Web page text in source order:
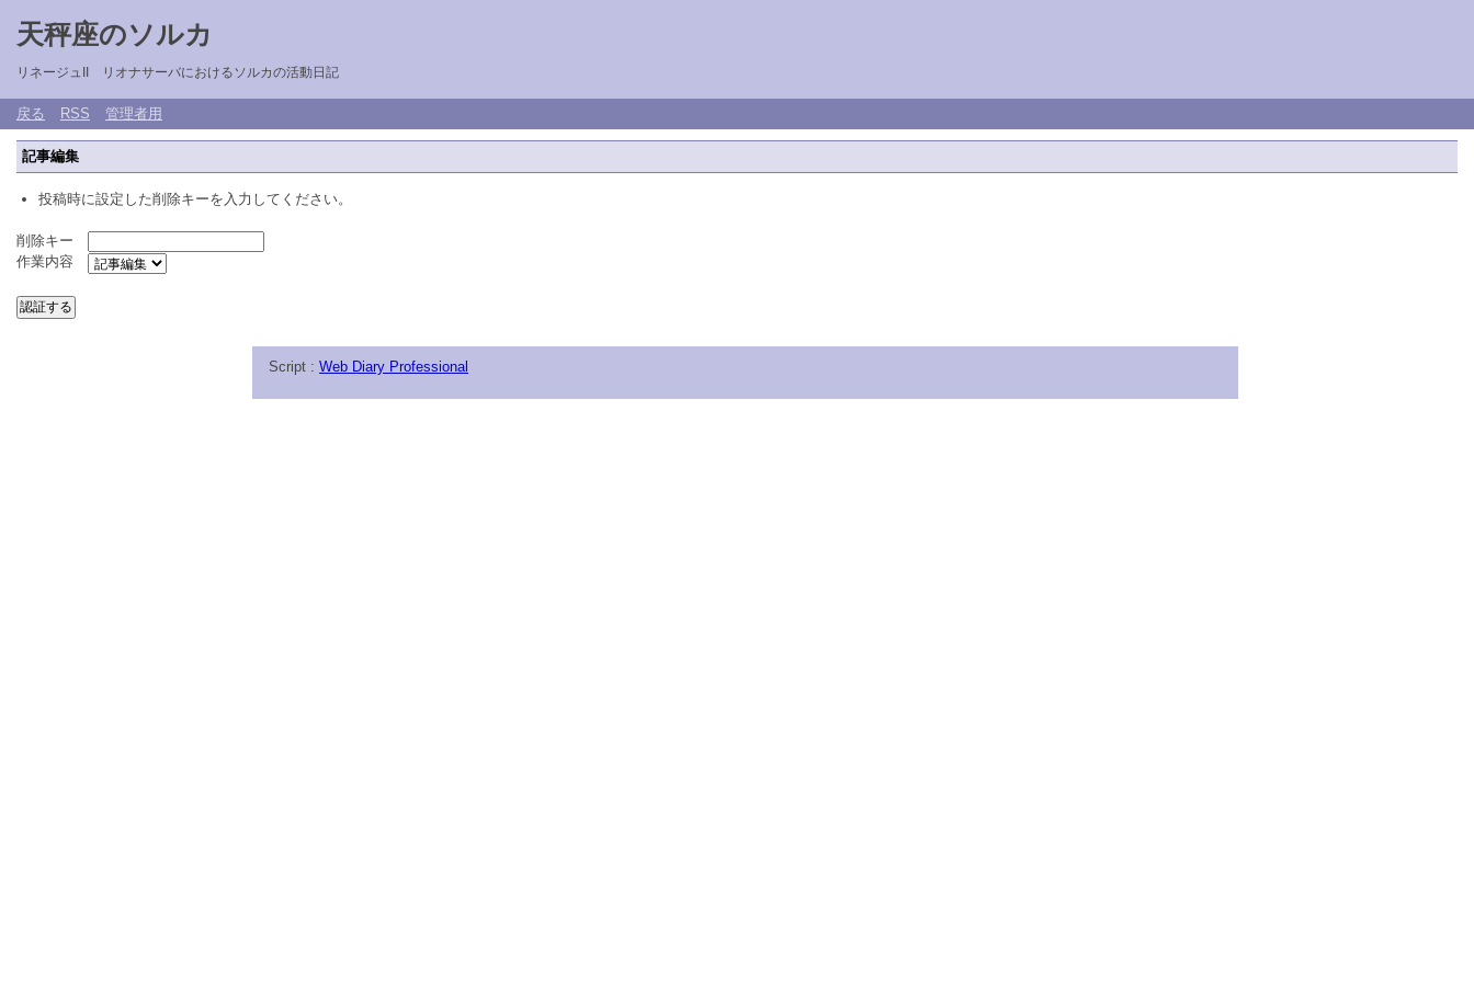
天秤座のソルカ
リネージュII リオナサーバにおけるソルカの活動日記
戻る RSS 管理者用
記事編集
投稿時に設定した削除キーを入力してください。
削除キー
作業内容
Script : Web Diary Professional